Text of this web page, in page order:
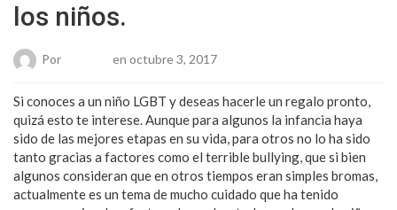
los niños.
Por en octubre 3, 2017
Si conoces a un niño LGBT y deseas hacerle un regalo pronto,
quizá esto te interese. Aunque para algunos la infancia haya
sido de las mejores etapas en su vida, para otros no lo ha sido
tanto gracias a factores como el terrible bullying, que si bien
algunos consideran que en otros tiempos eran simples bromas,
actualmente es un tema de mucho cuidado que ha tenido